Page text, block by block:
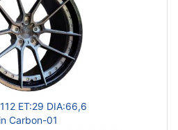
ET:29 DIA:66,6
Carbon-01